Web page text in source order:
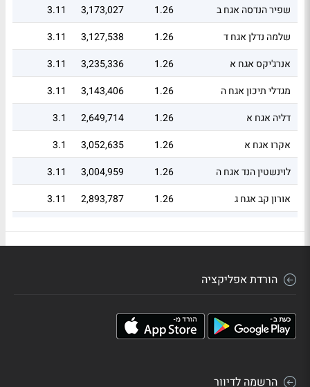
שפיר הנדסה אגח ב
1.26
3,173,027
3.11
שלמה נדלן אגח ד
1.26
3,127,538
3.11
אנרג'יקס אגח א
1.26
3,235,336
3.11
מגדלי תיכון אגח ה
1.26
3,143,406
3.11
דליה אגח א
1.26
2,649,714
3.1
אקרו אגח א
1.26
3,052,635
3.1
לוינשטין הנד אגח ה
1.26
3,004,959
3.11
אורון קב אגח ג
1.26
2,893,787
3.11
שוהם ביזנס אגח ה
דוניץ אגח ג
1.26
2,983,253
הורדת אפליקציה
הרשמה לדיוור